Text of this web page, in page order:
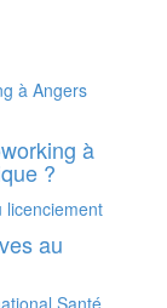
à
?
au